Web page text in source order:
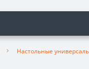
Настольные